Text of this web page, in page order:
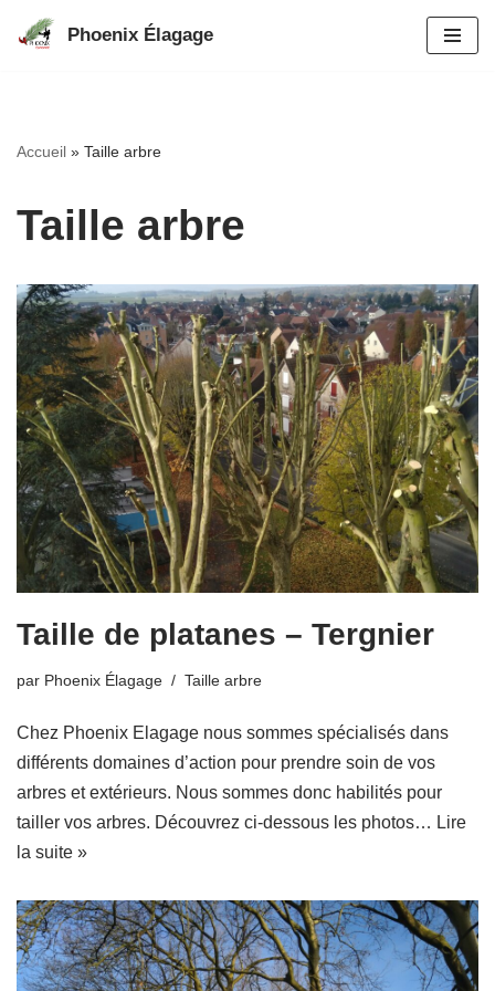
Phoenix Élagage
Accueil » Taille arbre
Taille arbre
Taille de platanes – Tergnier
par Phoenix Élagage Taille arbre
Chez Phoenix Elagage nous sommes spécialisés dans
différents domaines d’action pour prendre soin de vos
arbres et extérieurs. Nous sommes donc habilités pour
tailler vos arbres. Découvrez ci-dessous les photos… Lire
la suite »